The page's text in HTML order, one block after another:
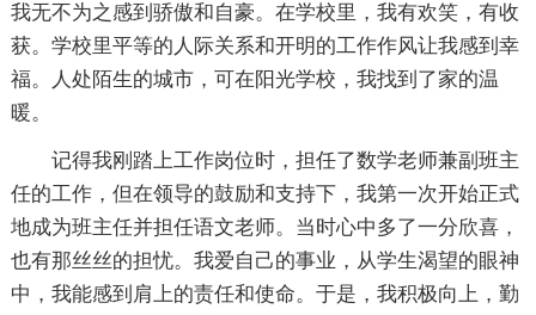
我无不为之感到骄傲和自豪。在学校里，我有欢笑，有收
获。学校里平等的人际关系和开明的工作作风让我感到幸
福。人处陌生的城市，可在阳光学校，我找到了家的温
暖。
记得我刚踏上工作岗位时，担任了数学老师兼副班主
任的工作，但在领导的鼓励和支持下，我第一次开始正式
地成为班主任并担任语文老师。当时心中多了一分欣喜，
也有那丝丝的担忧。我爱自己的事业，从学生渴望的眼神
中，我能感到肩上的责任和使命。于是，我积极向上，勤